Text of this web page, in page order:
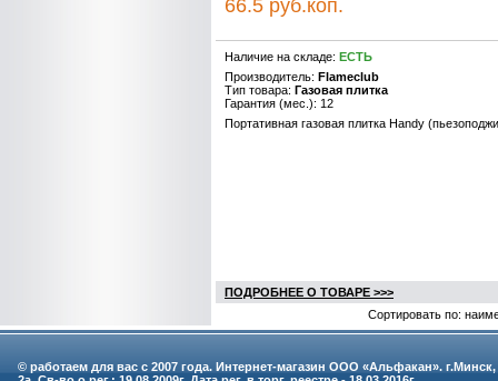
66.5 руб.коп.
Наличие на складе: ЕСТЬ
Производитель: Flameclub
Тип товара: Газовая плитка
Гарантия (мес.): 12
Портативная газовая плитка Handy
ПОДРОБНЕЕ О ТОВАРЕ >>>
Сортировать по:
© работаем для вас с 2007 года. Интернет-магазин ООО «Альфакан».